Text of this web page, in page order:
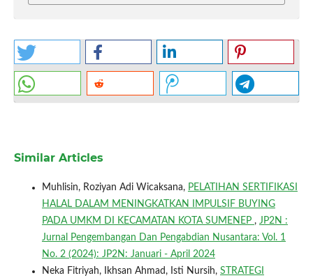
Similar Articles
Muhlisin, Roziyan Adi Wicaksana, PELATIHAN SERTIFIKASI
HALAL DALAM MENINGKATKAN IMPULSIF BUYING
PADA UMKM DI KECAMATAN KOTA SUMENEP , JP2N :
Jurnal Pengembangan Dan Pengabdian Nusantara: Vol. 1
No. 2 (2024): JP2N: Januari - April 2024
Neka Fitriyah, Ikhsan Ahmad, Isti Nursih, STRATEGI